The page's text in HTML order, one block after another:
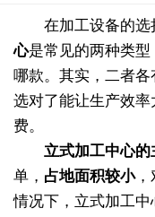
在加工设备的选
心是常见的两种类
哪款。其实，二者各
选对了能让生产效
费。
立式加工中心
单， 占地面积较小，
情况下，立式加工